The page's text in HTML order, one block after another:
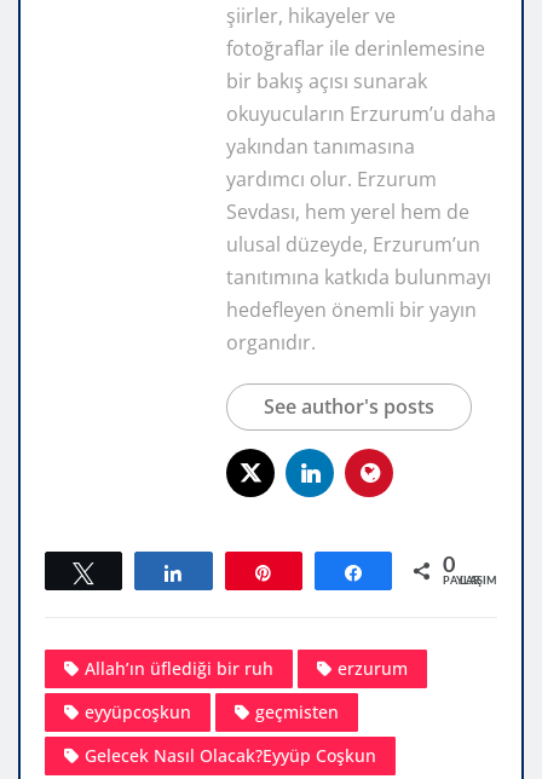
şiirler, hikayeler ve
fotoğraflar ile derinlemesine
bir bakış açısı sunarak
okuyucuların Erzurum’u daha
yakından tanımasına
yardımcı olur. Erzurum
Sevdası, hem yerel hem de
ulusal düzeyde, Erzurum’un
tanıtımına katkıda bulunmayı
hedefleyen önemli bir yayın
organıdır.
See author's posts
Tweetle Paylaş 0
PAYLAŞIMLAR
Allah’ın üflediği bir ruh
erzurum
eyyüpcoşkun
geçmisten
Gelecek Nasıl Olacak?Eyyüp Coşkun